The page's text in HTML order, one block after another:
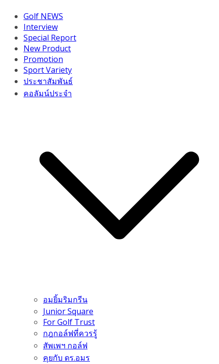
Golf NEWS
Interview
Special Report
New Product
Promotion
Sport Variety
ประชาสัมพันธ์
คอลัมน์ประจำ
อมยิ้มริมกรีน
Junior Square
For Golf Trust
กฎกอล์ฟที่ควรรู้
สัพเพฯ กอล์ฟ
คุยกับ ดร.อมร